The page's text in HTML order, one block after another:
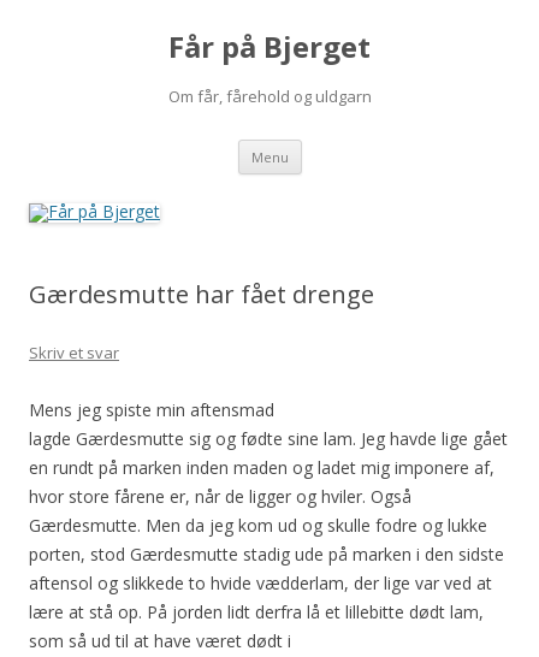
Får på Bjerget
Om får, fårehold og uldgarn
Menu Hop
indhold
Gærdesmutte har fået drenge
Skriv et svar
Mens jeg spiste min aftensmad
lagde Gærdesmutte sig og fødte sine lam. Jeg havde lige gået
en rundt på marken inden maden og ladet mig imponere af,
hvor store fårene er, når de ligger og hviler. Også
Gærdesmutte. Men da jeg kom ud og skulle fodre og lukke
porten, stod Gærdesmutte stadig ude på marken i den sidste
aftensol og slikkede to hvide vædderlam, der lige var ved at
lære at stå op. På jorden lidt derfra lå et lillebitte dødt lam,
som så ud til at have været dødt i